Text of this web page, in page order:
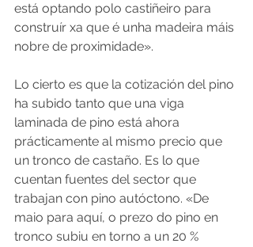
está optando polo castiñeiro para
construír xa que é unha madeira máis
nobre de proximidade».
Lo cierto es que la cotización del pino
ha subido tanto que una viga
laminada de pino está ahora
prácticamente al mismo precio que
un tronco de castaño. Es lo que
cuentan fuentes del sector que
trabajan con pino autóctono. «De
maio para aquí, o prezo do pino en
tronco subiu en torno a un 20 %